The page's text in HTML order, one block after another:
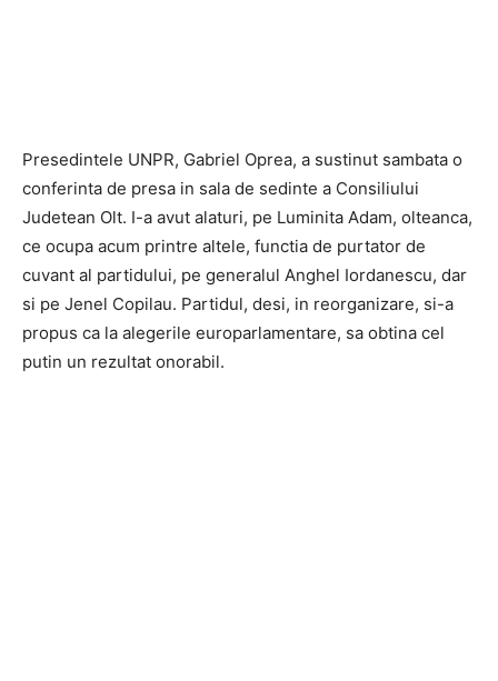
Presedintele UNPR, Gabriel Oprea, a sustinut sambata o
conferinta de presa in sala de sedinte a Consiliului
Judetean Olt. I-a avut alaturi, pe Luminita Adam, olteanca,
ce ocupa acum printre altele, functia de purtator de
cuvant al partidului, pe generalul Anghel Iordanescu, dar
si pe Jenel Copilau. Partidul, desi, in reorganizare, si-a
propus ca la alegerile europarlamentare, sa obtina cel
putin un rezultat onorabil.